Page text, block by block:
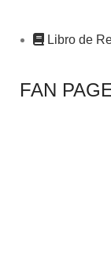
Libro de
FAN